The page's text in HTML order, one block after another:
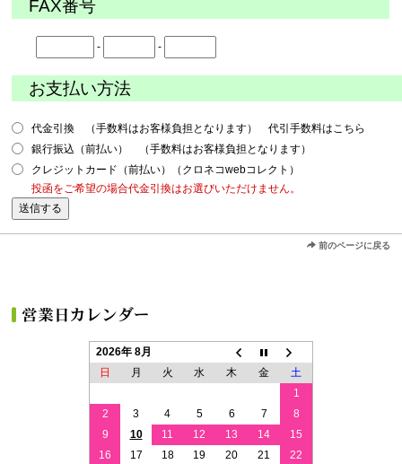
FAX番号
- -
お支払い方法
代金引換 （手数料はお客様負担となります） 代引手数料はこちら
銀行振込（前払い） （手数料はお客様負担となります）
クレジットカード（前払い）（クロネコwebコレクト）
投函をご希望の場合代金引換はお選びいただけません。
前のページに戻る
2026年 8月
日
月 火 水 木 金
土
1
2
3 4 5 6 7
8
9
10 11 12 13 14
15
16
17 18 19 20 21
22